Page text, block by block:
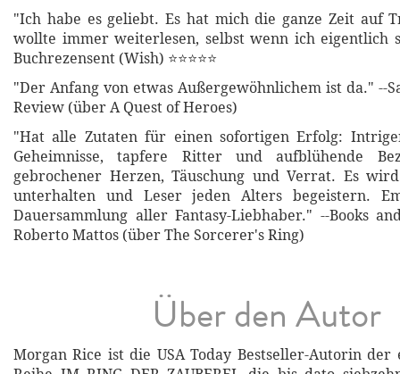
"Ich habe es geliebt. Es hat mich die ganze Zeit auf
wollte immer weiterlesen, selbst wenn ich eigentlich
Buchrezensent (Wish) ⭐⭐⭐⭐⭐
"Der Anfang von etwas Außergewöhnlichem ist da." --
Review (über A Quest of Heroes)
​​​​​​​"Hat alle Zutaten für einen sofortigen Erfolg:
Geheimnisse, tapfere Ritter und aufblühende
gebrochener Herzen, Täuschung und Verrat. Es
unterhalten und Leser jeden Alters begeistern.
Dauersammlung aller Fantasy-Liebhaber." --Books
Roberto Mattos (über The Sorcerer's Ring)
Über den Autor
Morgan Rice ist die USA Today Bestseller-Autorin der